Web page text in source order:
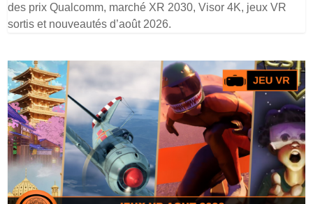
des prix Qualcomm, marché XR 2030, Visor 4K, jeux VR
sortis et nouveautés d’août 2026.